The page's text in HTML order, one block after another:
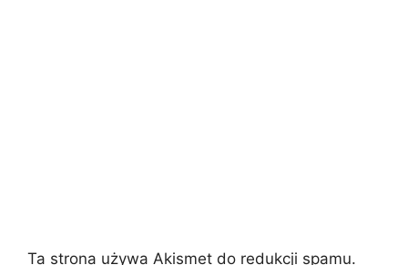
Ta strona używa Akismet do redukcji spamu.